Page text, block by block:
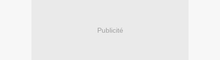
Publicité